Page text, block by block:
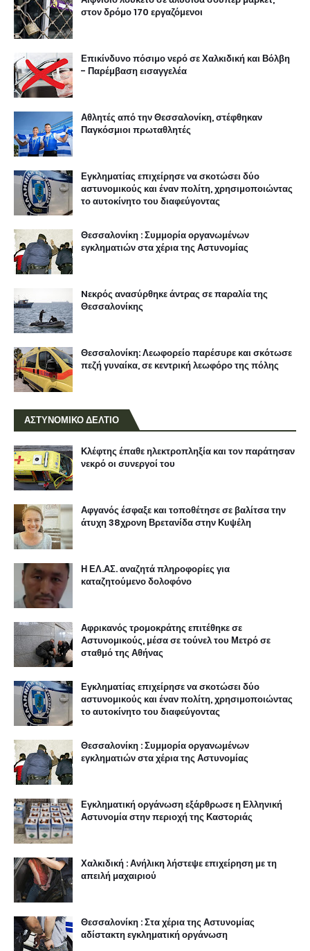
στον δρόμο 170 εργαζόμενοι
Επικίνδυνο πόσιμο νερό σε Χαλκιδική και Βόλβη
- Παρέμβαση εισαγγελέα
Αθλητές από την Θεσσαλονίκη, στέφθηκαν
Παγκόσμιοι πρωταθλητές
Εγκληματίας επιχείρησε να σκοτώσει δύο
αστυνομικούς και έναν πολίτη, χρησιμοποιώντας
το αυτοκίνητο του διαφεύγοντας
Θεσσαλονίκη : Συμμορία οργανωμένων
εγκληματιών στα χέρια της Αστυνομίας
Nεκρός ανασύρθηκε άντρας σε παραλία της
Θεσσαλονίκης
Θεσσαλονίκη: Λεωφορείο παρέσυρε και σκότωσε
πεζή γυναίκα, σε κεντρική λεωφόρο της πόλης
ΑΣΤΥΝΟΜΙΚΟ ΔΕΛΤΙΟ
Κλέφτης έπαθε ηλεκτροπληξία και τον παράτησαν
νεκρό οι συνεργοί του
Αφγανός έσφαξε και τοποθέτησε σε βαλίτσα την
άτυχη 38χρονη Βρετανίδα στην Κυψέλη
Η ΕΛ.ΑΣ. αναζητά πληροφορίες για
καταζητούμενο δολοφόνο
Αφρικανός τρομοκράτης επιτέθηκε σε
Αστυνομικούς, μέσα σε τούνελ του Μετρό σε
σταθμό της Αθήνας
Εγκληματίας επιχείρησε να σκοτώσει δύο
αστυνομικούς και έναν πολίτη, χρησιμοποιώντας
το αυτοκίνητο του διαφεύγοντας
Θεσσαλονίκη : Συμμορία οργανωμένων
εγκληματιών στα χέρια της Αστυνομίας
Εγκληματική οργάνωση εξάρθρωσε η Ελληνική
Αστυνομία στην περιοχή της Καστοριάς
Χαλκιδική : Ανήλικη λήστεψε επιχείρηση με τη
απειλή μαχαιριού
Θεσσαλονίκη : Στα χέρια της Αστυνομίας
αδίστακτη εγκληματική οργάνωση